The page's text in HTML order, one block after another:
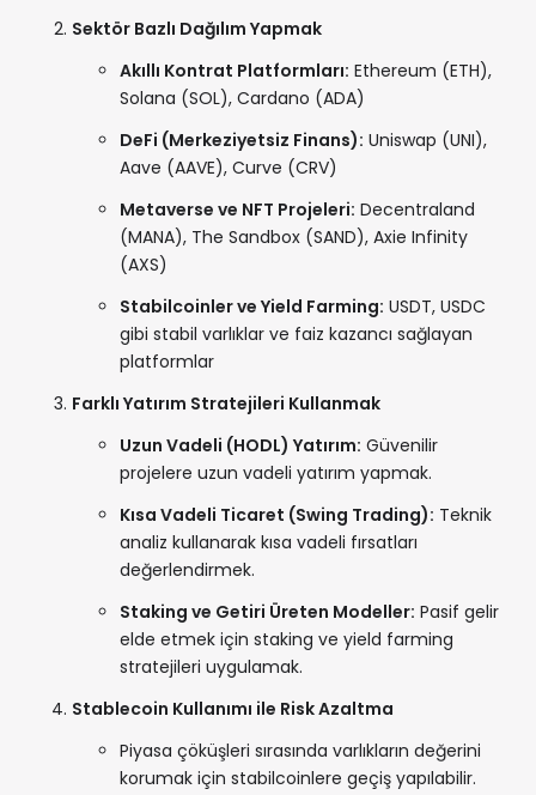
Sektör Bazlı Dağılım Yapmak
Akıllı Kontrat Platformları: Ethereum (ETH),
Solana (SOL), Cardano (ADA)
DeFi (Merkeziyetsiz Finans): Uniswap (UNI),
Aave (AAVE), Curve (CRV)
Metaverse ve NFT Projeleri: Decentraland
(MANA), The Sandbox (SAND), Axie Infinity
(AXS)
Stabilcoinler ve Yield Farming: USDT, USDC
gibi stabil varlıklar ve faiz kazancı sağlayan
platformlar
Farklı Yatırım Stratejileri Kullanmak
Uzun Vadeli (HODL) Yatırım: Güvenilir
projelere uzun vadeli yatırım yapmak.
Kısa Vadeli Ticaret (Swing Trading): Teknik
analiz kullanarak kısa vadeli fırsatları
değerlendirmek.
Staking ve Getiri Üreten Modeller: Pasif gelir
elde etmek için staking ve yield farming
stratejileri uygulamak.
Stablecoin Kullanımı ile Risk Azaltma
Piyasa çöküşleri sırasında varlıkların değerini
korumak için stabilcoinlere geçiş yapılabilir.